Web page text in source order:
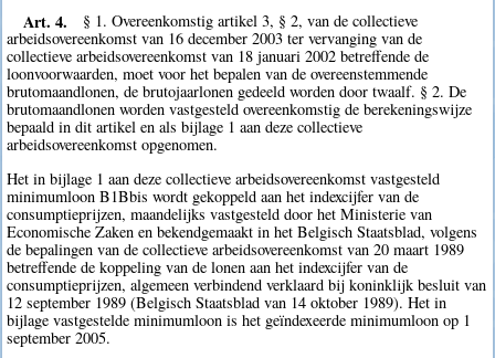
Art. 4.
§ 1. Overeenkomstig artikel 3, § 2, van de collectieve
arbeidsovereenkomst van 16 december 2003 ter vervanging van de
collectieve arbeidsovereenkomst van 18 januari 2002 betreffende de
loonvoorwaarden, moet voor het bepalen van de overeenstemmende
brutomaandlonen, de brutojaarlonen gedeeld worden door twaalf. § 2. De
brutomaandlonen worden vastgesteld overeenkomstig de berekeningswijze
bepaald in dit artikel en als bijlage 1 aan deze collectieve
arbeidsovereenkomst opgenomen.
Het in bijlage 1 aan deze collectieve arbeidsovereenkomst vastgesteld
minimumloon B1Bbis wordt gekoppeld aan het indexcijfer van de
consumptieprijzen, maandelijks vastgesteld door het Ministerie van
Economische Zaken en bekendgemaakt in het Belgisch Staatsblad, volgens
de bepalingen van de collectieve arbeidsovereenkomst van 20 maart 1989
betreffende de koppeling van de lonen aan het indexcijfer van de
consumptieprijzen, algemeen verbindend verklaard bij koninklijk besluit van
12 september 1989 (Belgisch Staatsblad van 14 oktober 1989). Het in
bijlage vastgestelde minimumloon is het geïndexeerde minimumloon op 1
september 2005.